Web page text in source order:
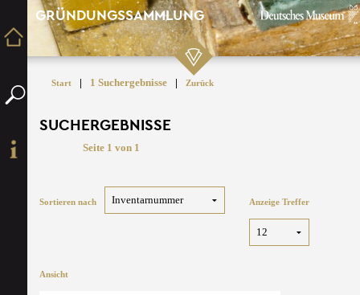
GRÜNDUNGSSAMMLUNG
Start | 1 Suchergebnisse | Zurück
SUCHERGEBNISSE
Seite 1 von 1
Sortieren nach Anzeige Treffer
Ansicht